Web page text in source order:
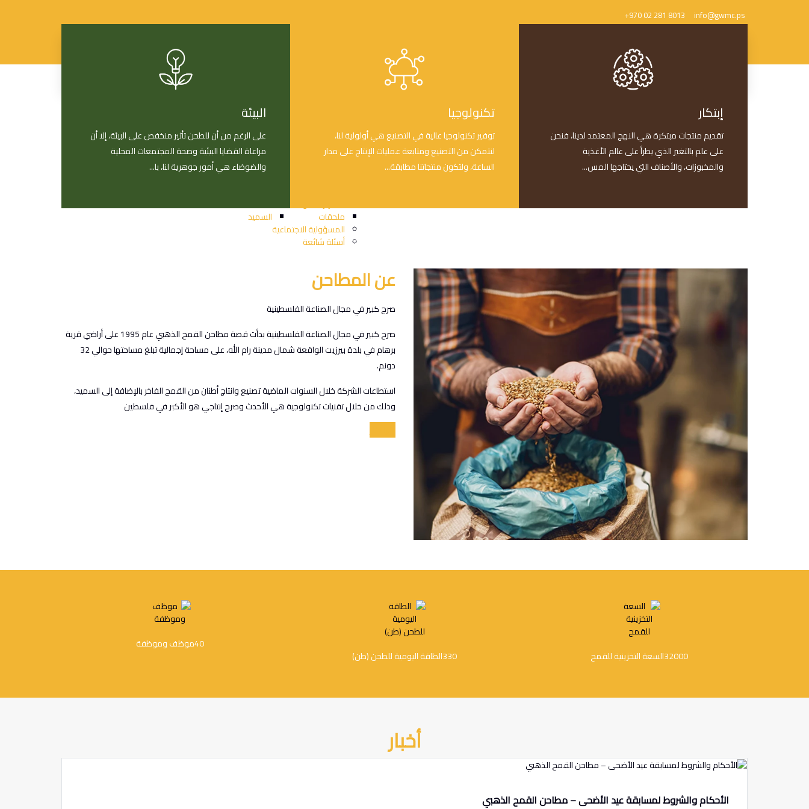
info@gwmc.ps
+970 02 281 8013
مجلس الإدارة
الإدارة التنفيذية
ملحقات
المسؤولية الاجتماعية
أسئلة شائعة
المنتجات
للأفراد
طحين أبيض
سميد
السميد
المطاحن
المرافق
معايير التكنولوجيا
تسلم الإيادي
أطباق رئيسية
حلويات
الإعلام
إبتكار
تقديم منتجات مبتكرة هي النهج المعتمد لدينا، فنحن
على علم بالتغير الذي يطرأ على عالم الأغذية
والمخبوزات، والأصناف التي يحتاجها المس...
تكنولوجيا
توفير تكنولوجيا عالية في التصنيع هي أولولية لنا،
لنتمكن من التصنيع ومتابعة عمليات الإنتاج على مدار
الساعة، ولتكون منتجاتنا مطابقة...
البيئة
على الرغم من أن للطحن تأثير منخفص على البيئة، إلا أن
مراعاة القضايا البيئية وصحة المجتمعات المحلية
والضوضاء هي أمور جوهرية لنا، با...
عن المطاحن
صرح كبير في مجال الصناعة الفلسطينية
صرح كبير في مجال الصناعة الفلسطينية بدأت قصة مطاحن القمح الذهبي عام 1995 على أراضي قرية
برهام في بلدة بيرزيت الواقعة شمال مدينة رام الله، على مساحة إجمالية تبلغ مساحتها حوالي 32
دونم.
استطاعات الشركة خلال السنوات الماضية تصنيع وانتاج أطنان من القمح الفاخر بالإضافة إلى السميد،
وذلك من خلال تقنيات تكنولوجية هي الأحدث وصرح إنتاجي هو الأكبر في فلسطين
32000السعة التخزينية للقمح 330الطاقة اليومية للطحن (طن)
40موظف وموظفة
أخبار
الأحكام والشروط لمسابقة عيد الأضحى – مطاحن القمح الذهبي